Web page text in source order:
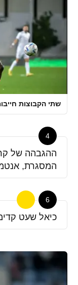
שתי הקבוצות
4
ההגבהה של
המסגרת,
6
כיאל שעט